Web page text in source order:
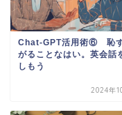
Chat-GPT活用術⑥ 恥
がることなはい。英会話
しもう
2024年